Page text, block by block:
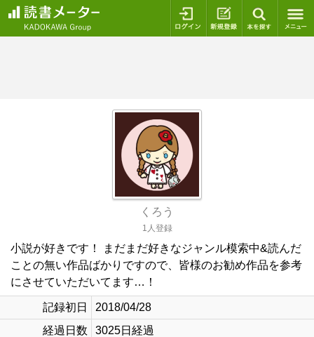
ログイン 新規登録
くろう
1人登録
小説が好きです！ まだまだ好きなジャンル模索中&読んだ
ことの無い作品ばかりですので、皆様のお勧め作品を参考
にさせていただいてます…！
記録初日
2018/04/28
経過日数
3025日経過